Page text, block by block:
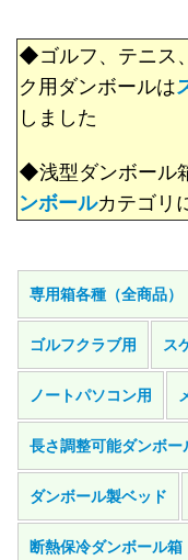
◆ゴルフ、テニス
ク用ダンボールは
しました
◆浅型ダンボール
ンボールカテゴリ
専用箱各種（全商品）
ゴルフクラブ用 ス
ノートパソコン用
長さ調整可能ダンボー
ダンボール製ベッド
断熱保冷ダンボール箱